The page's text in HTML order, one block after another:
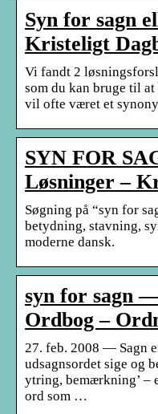
Syn for sagn
Kristeligt
Vi fandt 2
som du kan bruge til
vil ofte været et
SYN FOR
Løsninger –
Søgning på “syn for
betydning, stavning,
moderne dansk.
syn for sagn
Ordbog –
27. feb. 2008 — Sagn
udsagnsordet sige og
ytring, bemærkning’ –
ord som …